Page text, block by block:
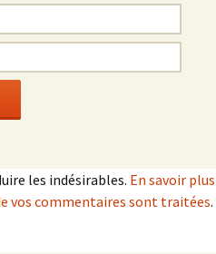
les indésirables. En savoir plus
vos commentaires sont traitées.